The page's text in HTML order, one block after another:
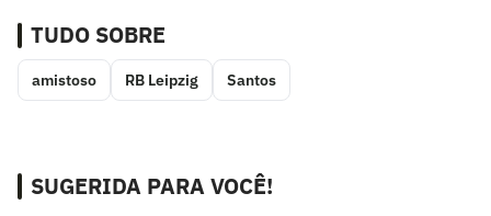
TUDO SOBRE
amistoso RB Leipzig Santos
SUGERIDA PARA VOCÊ!